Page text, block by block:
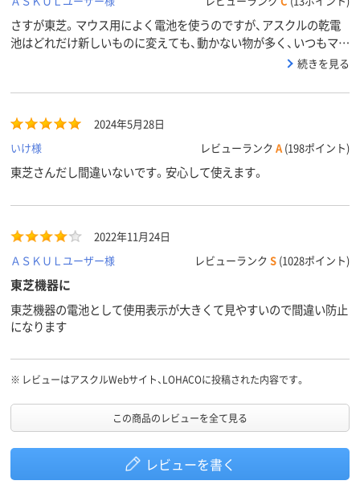
さすが東芝。マウス用によく電池を使うのですが、アスクルの乾電
池はどれだけ新しいものに変えても、動かない物が多く、いつもマウ
スが壊れてるのかレシーバーが違うものがくっついているのかなど
しました。Made in Thailandもそれほど信用できないと理解したと
をしているからきちんとした製品になっているのだと思います。た
かが電池ですが、このマウス動かない件は結構ストレスだったので
快適に使えてありがたいです。
続きを見る
2024年5月28日
いけ様
レビューランク A (198ポイント)
東芝さんだし間違いないです。安心して使えます。
2022年11月24日
ＡＳＫＵＬユーザー様
レビューランク S (1028ポイント)
東芝機器に
東芝機器の電池として使用表示が大きくて見やすいので間違い防止
になります
※ レビューはアスクルWebサイト、LOHACOに投稿された内容です。
この商品のレビューを全て見る
レビューを書く